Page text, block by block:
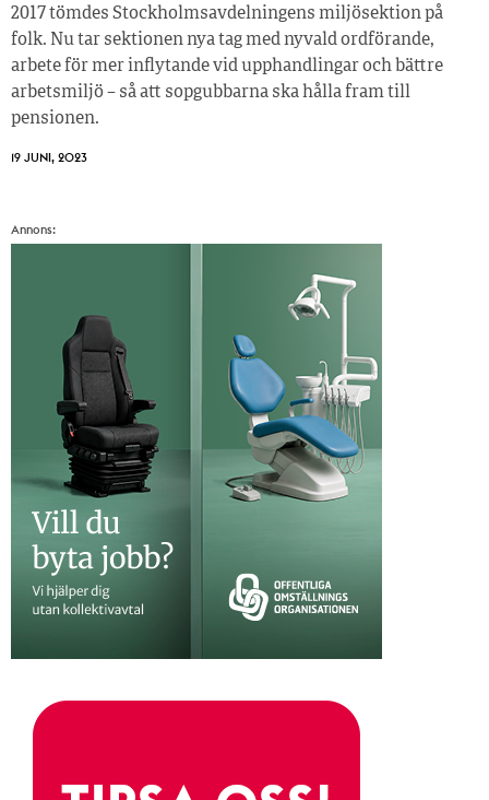
2017 ­tömdes Stockholmsavdelningens miljösektion på
folk. Nu tar sektionen nya tag med nyvald ordförande,
arbete för mer inflytande vid upphandlingar och bättre
arbetsmiljö – så att sopgubbarna ska hålla fram till
pensionen.
19 JUNI, 2023
Annons: